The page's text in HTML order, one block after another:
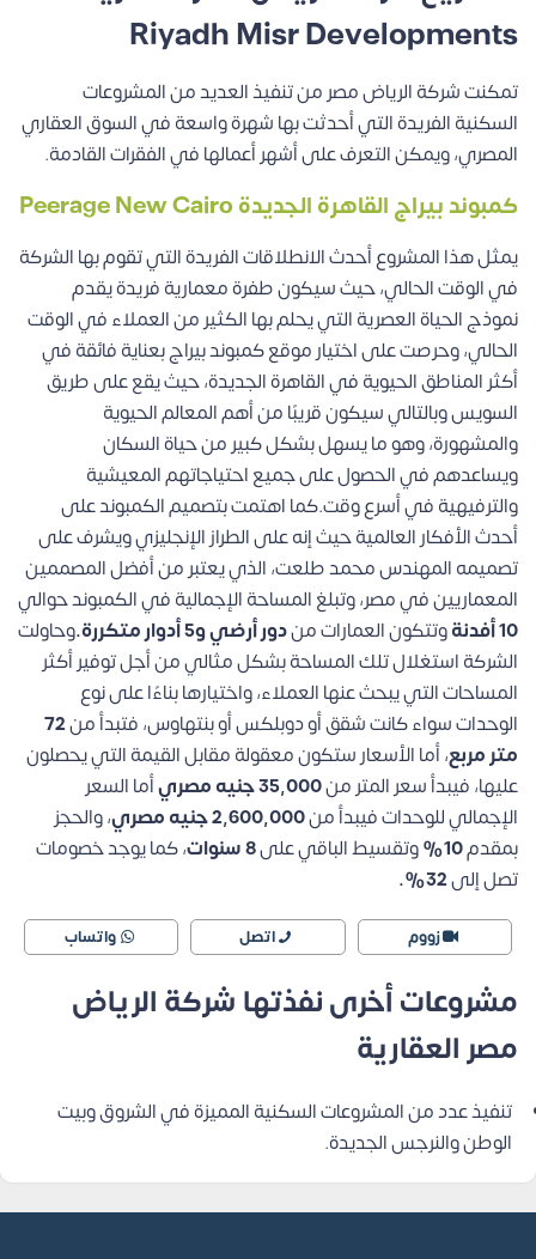
Riyadh Misr Developments
تمكنت شركة الرياض مصر من تنفيذ العديد من المشروعات
السكنية الفريدة التي أحدثت بها شهرة واسعة في السوق العقاري
المصري، ويمكن التعرف على أشهر أعمالها في الفقرات القادمة.
كمبوند بيراج القاهرة الجديدة Peerage New Cairo
يمثل هذا المشروع أحدث الانطلاقات الفريدة التي تقوم بها الشركة
في الوقت الحالي، حيث سيكون طفرة معمارية فريدة يقدم
نموذج الحياة العصرية التي يحلم بها الكثير من العملاء في الوقت
الحالي، وحرصت على اختيار موقع كمبوند بيراج بعناية فائقة في
أكثر المناطق الحيوية في القاهرة الجديدة، حيث يقع على طريق
السويس وبالتالي سيكون قريبًا من أهم المعالم الحيوية
والمشهورة، وهو ما يسهل بشكل كبير من حياة السكان
ويساعدهم في الحصول على جميع احتياجاتهم المعيشية
والترفيهية في أسرع وقت.كما اهتمت بتصميم الكمبوند على
أحدث الأفكار العالمية حيث إنه على الطراز الإنجليزي ويشرف على
تصميمه المهندس محمد طلعت، الذي يعتبر من أفضل المصممين
المعماريين في مصر، وتبلغ المساحة الإجمالية في الكمبوند حوالي
10 أفدنة
وتتكون العمارات مندور أرضي و5 أدوار متكررة.
وحاولت
الشركة استغلال تلك المساحة بشكل مثالي من أجل توفير أكثر
المساحات التي يبحث عنها العملاء، واختيارها بناءًا على نوع
الوحدات سواء كانت شقق أو دوبلكس أو بنتهاوس، فتبدأ من72
متر مربع، أما الأسعار ستكون معقولة مقابل القيمة التي يحصلون
عليها، فيبدأ سعر المتر من35,000 جنيه مصري
أما السعر
الإجمالي للوحدات فيبدأ من2,600,000 جنيه مصري
، والحجز
بمقدم10% وتقسيط الباقي على8 سنوات
، كما يوجد خصومات
تصل إلى32%.
زووم اتصل واتساب
مشروعات أخرى نفذتها شركة الرياض
مصر العقارية
تنفيذ عدد من المشروعات السكنية المميزة في الشروق وبيت
الوطن والنرجس الجديدة.